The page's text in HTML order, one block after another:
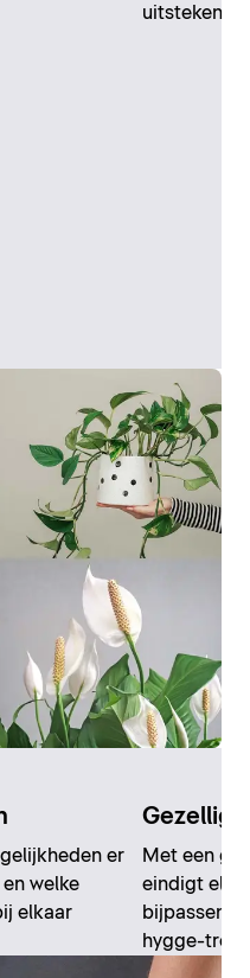
er
welke
elkaar
Met een
eindigt elke
hygge-